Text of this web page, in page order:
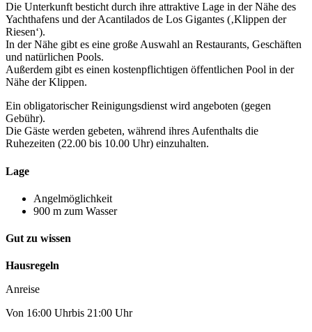
Die Unterkunft besticht durch ihre attraktive Lage in der Nähe des
Yachthafens und der Acantilados de Los Gigantes (‚Klippen der
Riesen‘).
In der Nähe gibt es eine große Auswahl an Restaurants, Geschäften
und natürlichen Pools.
Außerdem gibt es einen kostenpflichtigen öffentlichen Pool in der
Nähe der Klippen.
Ein obligatorischer Reinigungsdienst wird angeboten (gegen
Gebühr).
Die Gäste werden gebeten, während ihres Aufenthalts die
Ruhezeiten (22.00 bis 10.00 Uhr) einzuhalten.
Lage
Angelmöglichkeit
900 m zum Wasser
Gut zu wissen
Hausregeln
Anreise
Von 16:00 Uhrbis 21:00 Uhr